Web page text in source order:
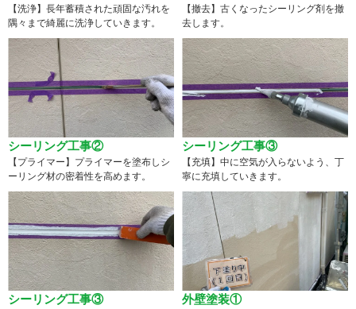
【洗浄】長年蓄積された頑固な汚れを
隅々まで綺麗に洗浄していきます。
【撤去】古くなったシーリング剤を撤
去します。
シーリング工事②
【プライマー】プライマーを塗布しシ
ーリング材の密着性を高めます。
シーリング工事③
【充填】中に空気が入らないよう、丁
寧に充填していきます。
シーリング工事③ 外壁塗装①